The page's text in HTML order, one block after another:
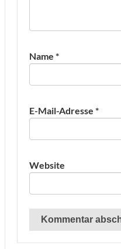
Name *
E-Mail-Adresse *
Website